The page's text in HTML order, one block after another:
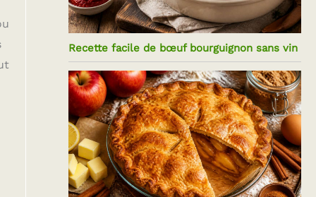
Recette facile de bœuf bourguignon sans vin